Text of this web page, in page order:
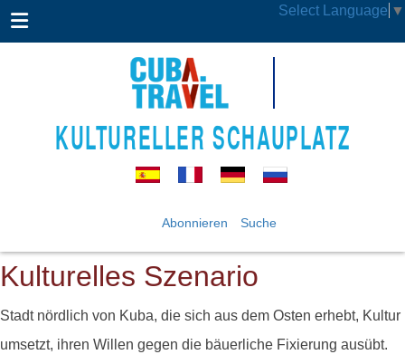
Select Language ▼
KULTURELLER SCHAUPLATZ
Abonnieren Suche
Kulturelles Szenario
Stadt nördlich von Kuba, die sich aus dem Osten erhebt, Kultur
umsetzt, ihren Willen gegen die bäuerliche Fixierung ausübt.